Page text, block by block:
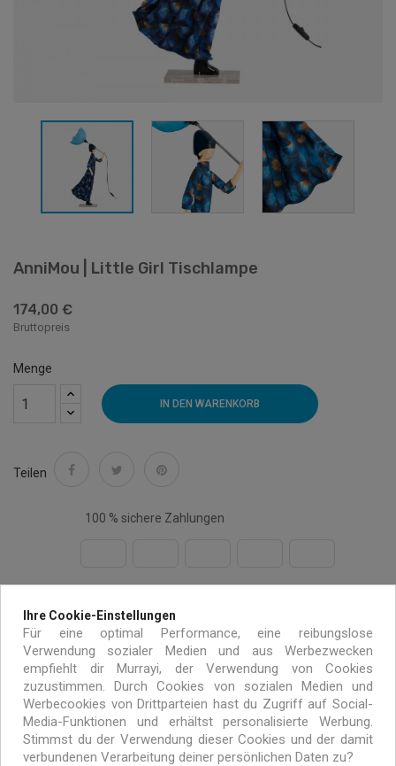
AnniMou | Little Girl Tischlampe
174,00 €
Bruttopreis
Menge
IN DEN WARENKORB
Teilen
100 % sichere Zahlungen
Kostenloser Versand auf alle Bestellungen über 99€
innerhalb von Europa
Handgemacht mit umweltfreundlichen Materialien
Exklusive Angebote nur für MURRAYI Abonnenten
Ihre Cookie-Einstellungen
Für eine optimal Performance, eine reibungslose
Verwendung sozialer Medien und aus Werbezwecken
empfiehlt dir Murrayi, der Verwendung von Cookies
zuzustimmen. Durch Cookies von sozialen Medien und
Werbecookies von Drittparteien hast du Zugriff auf Social-
Media-Funktionen und erhältst personalisierte Werbung.
Stimmst du der Verwendung dieser Cookies und der damit
verbundenen Verarbeitung deiner persönlichen Daten zu?